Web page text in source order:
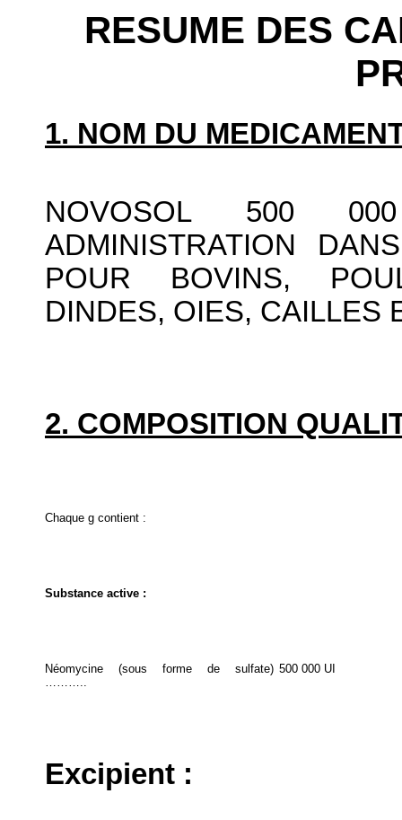
RESUME DES
1. NOM DU
NOVOSOL 500
ADMINISTRATION
POUR BOVINS,
DINDES, OIES, CAILLES
2. COMPOSITION
Chaque g contient :
Substance active :
Néomycine (sous forme de sulfate) 500 000 UI
Excipient :